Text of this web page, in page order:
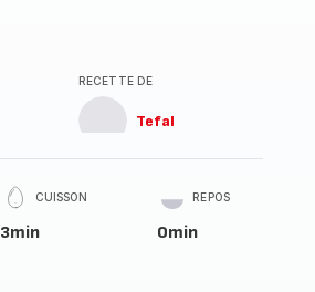
RECETTE DE
Tefal
CUISSON
3min
REPOS
0min